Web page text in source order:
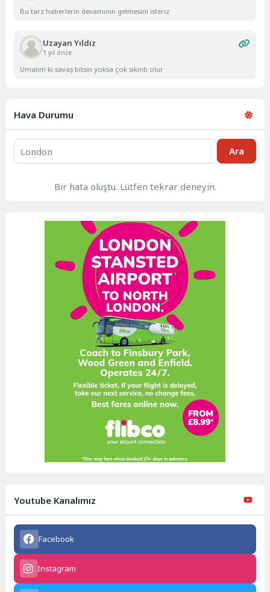
Bu tarz haberlerin devamının gelmesini isteriz
Uzayan Yıldız
1 yıl önce
Umalım ki savaş bitsin yoksa çok sıkıntı olur
Hava Durumu
Ara
Bir hata oluştu. Lütfen tekrar deneyin.
Youtube Kanalımız
Facebook
Instagram